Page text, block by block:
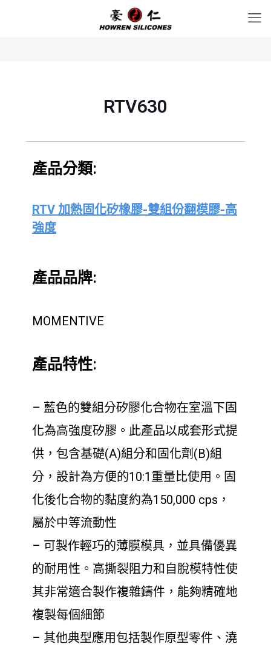
RTV630
產品分類:
RTV 加熱固化矽橡膠-雙組份翻模膠-高
強度
產品品牌:
MOMENTIVE
產品特性:
– 藍色的雙組分矽膠化合物在室溫下固
化為高強度矽膠。此產品以成套形式提
供，包含基礎(A)組分和固化劑(B)組
分，設計為方便的10:1重量比使用。固
化後化合物的黏度約為150,000 cps，
屬於中等流動性
– 可製作輕巧的薄膜模具，並具備優異
的耐用性。高撕裂阻力和自脫模特性使
其非常適合製作複雜鑄件，能夠精確地
複製每個細節
– 其他典型應用包括製作原型零件、澆